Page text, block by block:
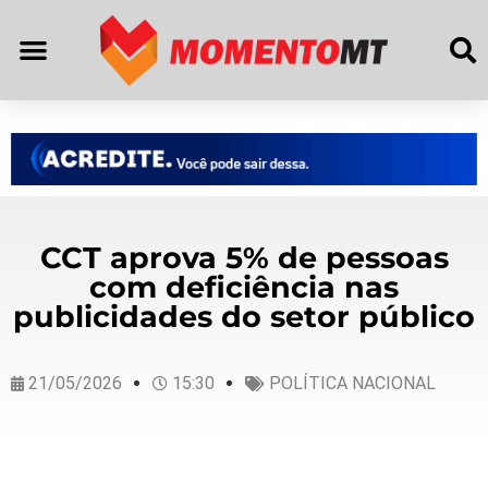
CCT aprova 5% de pessoas
com deficiência nas
publicidades do setor público
21/05/2026 15:30 POLÍTICA NACIONAL